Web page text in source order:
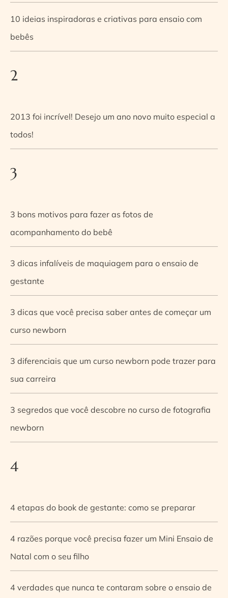
10 ideias inspiradoras e criativas para ensaio com
bebês
2
2013 foi incrível! Desejo um ano novo muito especial a
todos!
3
3 bons motivos para fazer as fotos de
acompanhamento do bebê
3 dicas infalíveis de maquiagem para o ensaio de
gestante
3 dicas que você precisa saber antes de começar um
curso newborn
3 diferenciais que um curso newborn pode trazer para
sua carreira
3 segredos que você descobre no curso de fotografia
newborn
4
4 etapas do book de gestante: como se preparar
4 razões porque você precisa fazer um Mini Ensaio de
Natal com o seu filho
4 verdades que nunca te contaram sobre o ensaio de